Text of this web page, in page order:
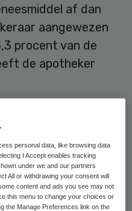
af dan
aangewezen
procent van de
de apotheker
(SFK).
voert de
aan. Dat wil
middel niet dan
aan de
personal data, like browsing data
I Accept enables tracking
under we and our partners
All or withdrawing your consent will
content and ads you see may not
this menu to change your choices or
the Manage Preferences link on the